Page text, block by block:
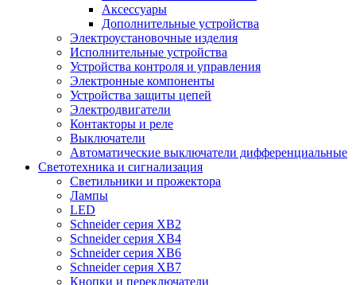
Аксессуары
Дополнительные устройства
Электроустановочные изделия
Исполнительные устройства
Устройства контроля и управления
Электронные компоненты
Устройства защиты цепей
Электродвигатели
Контакторы и реле
Выключатели
Автоматические выключатели дифференциальные
Светотехника и сигнализация
Светильники и прожектора
Лампы
LED
Schneider серия XB2
Schneider серия XB4
Schneider серия XB6
Schneider серия XB7
Кнопки и переключатели